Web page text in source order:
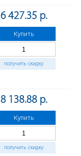
6 427.35 р.
Купить
получить скидку
8 138.88 р.
Купить
получить скидку